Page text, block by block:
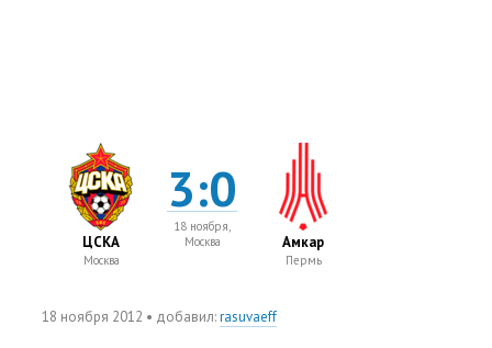
ЦСКА
Москва
3:0
18 ноября,
Москва
Амкар
Пермь
18 ноября 2012 • добавил:rasuvaeff